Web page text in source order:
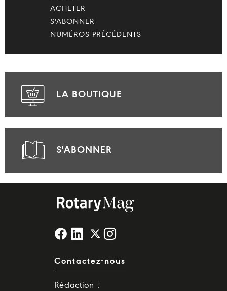
ACHETER
S'ABONNER
NUMÉROS PRÉCÉDENTS
LA BOUTIQUE
S'ABONNER
Contactez-nous
Rédaction :